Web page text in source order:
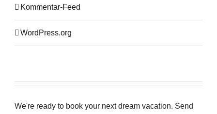
Kommentar-Feed
WordPress.org
We're ready to book your next dream vacation. Send